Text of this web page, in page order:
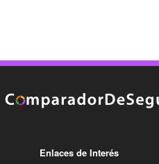
Enlaces de Interés